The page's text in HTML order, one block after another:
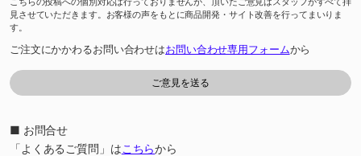
見させていただきます。お客様の声をもとに商品開発・サイト改善を行ってまいりま
す。
ご注文にかかわるお問い合わせはお問い合わせ専用フォームから
■ お問合せ
「よくあるご質問」はこちらから